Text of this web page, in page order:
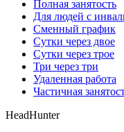
Полная занятость
Для людей с
Сменный график
Сутки через двое
Сутки через трое
Три через три
Удаленная работа
Частичная
HeadHunter